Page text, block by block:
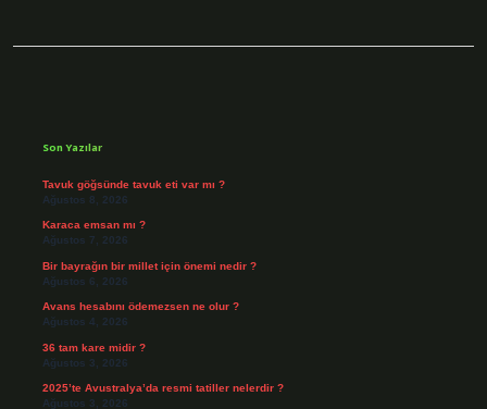
Son Yazılar
Tavuk göğsünde tavuk eti var mı ?
Ağustos 8, 2026
Karaca emsan mı ?
Ağustos 7, 2026
Bir bayrağın bir millet için önemi nedir ?
Ağustos 6, 2026
Avans hesabını ödemezsen ne olur ?
Ağustos 4, 2026
36 tam kare midir ?
Ağustos 3, 2026
2025’te Avustralya’da resmi tatiller nelerdir ?
Ağustos 3, 2026